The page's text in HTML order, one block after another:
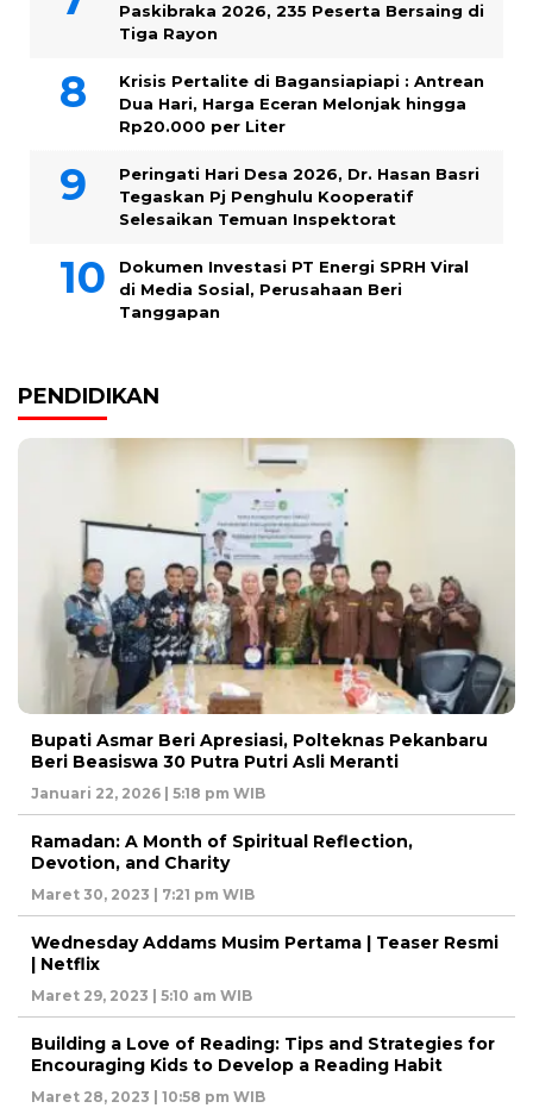
Paskibraka 2026, 235 Peserta Bersaing di
Tiga Rayon
Krisis Pertalite di Bagansiapiapi : Antrean
Dua Hari, Harga Eceran Melonjak hingga
Rp20.000 per Liter
Peringati Hari Desa 2026, Dr. Hasan Basri
Tegaskan Pj Penghulu Kooperatif
Selesaikan Temuan Inspektorat
Dokumen Investasi PT Energi SPRH Viral
di Media Sosial, Perusahaan Beri
Tanggapan
PENDIDIKAN
Bupati Asmar Beri Apresiasi, Polteknas Pekanbaru
Beri Beasiswa 30 Putra Putri Asli Meranti
Januari 22, 2026 | 5:18 pm WIB
Ramadan: A Month of Spiritual Reflection,
Devotion, and Charity
Maret 30, 2023 | 7:21 pm WIB
Wednesday Addams Musim Pertama | Teaser Resmi
| Netflix
Maret 29, 2023 | 5:10 am WIB
Building a Love of Reading: Tips and Strategies for
Encouraging Kids to Develop a Reading Habit
Maret 28, 2023 | 10:58 pm WIB